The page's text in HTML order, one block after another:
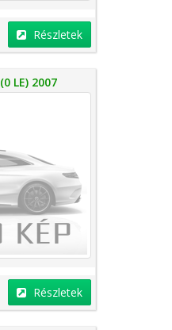
Részletek
(0 LE) 2007
Részletek